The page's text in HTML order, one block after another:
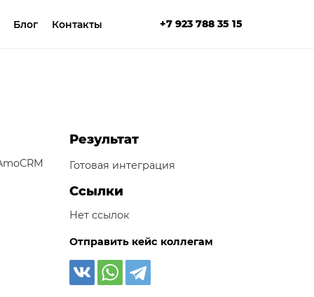
Блог Контакты +7 923 788 35 15
Результат
Готовая интеграция
Ссылки
Нет ссылок
Отправить кейс коллегам